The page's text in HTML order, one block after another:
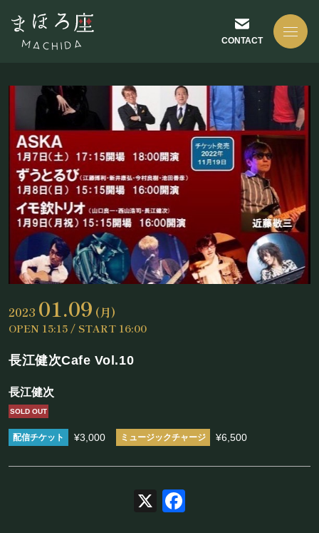
CONTACT
NEWS
お知らせ
ABOUT US
座長挨拶
機材リスト
アクセス
SCHEDULE
2023 01.09 (月)
OPEN 15:15 / START 16:00
長江健次Cafe Vol.10
長江健次
SOLD OUT
¥3,000 ¥6,500
X